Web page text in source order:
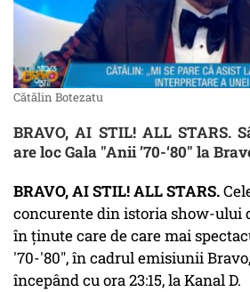
Cătălin Botezatu
BRAVO, AI STIL! ALL STARS.
are loc Gala "Anii ’70-‘80" la
BRAVO, AI STIL! ALL STARS.
concurente din istoria show-ului
în ținute care de care mai
'70-'80", în cadrul emisiunii
începând cu ora 23:15, la Kanal D.